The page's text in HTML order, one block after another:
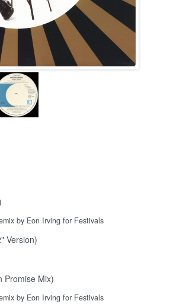
by Eon Irving for Festivals
Version)
Promise Mix)
by Eon Irving for Festivals